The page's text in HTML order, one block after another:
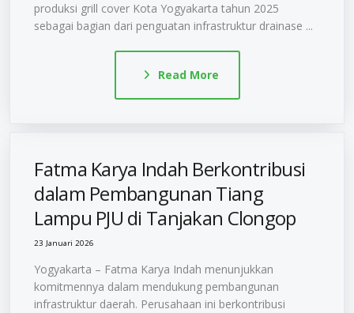
produksi grill cover Kota Yogyakarta tahun 2025
sebagai bagian dari penguatan infrastruktur drainase ...
Read More
Fatma Karya Indah Berkontribusi
dalam Pembangunan Tiang
Lampu PJU di Tanjakan Clongop
23 Januari 2026
Yogyakarta – Fatma Karya Indah menunjukkan
komitmennya dalam mendukung pembangunan
infrastruktur daerah. Perusahaan ini berkontribusi